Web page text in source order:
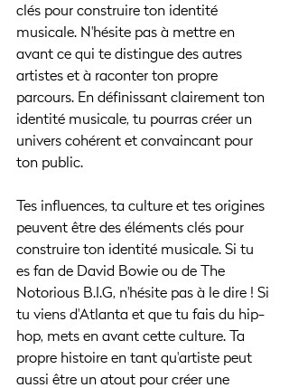
clés pour construire ton identité
musicale. N'hésite pas à mettre en
avant ce qui te distingue des autres
artistes et à raconter ton propre
parcours. En définissant clairement ton
identité musicale, tu pourras créer un
univers cohérent et convaincant pour
ton public.
Tes influences, ta culture et tes origines
peuvent être des éléments clés pour
construire ton identité musicale. Si tu
es fan de David Bowie ou de The
Notorious B.I.G, n'hésite pas à le dire ! Si
tu viens d'Atlanta et que tu fais du hip-
hop, mets en avant cette culture. Ta
propre histoire en tant qu'artiste peut
aussi être un atout pour créer une